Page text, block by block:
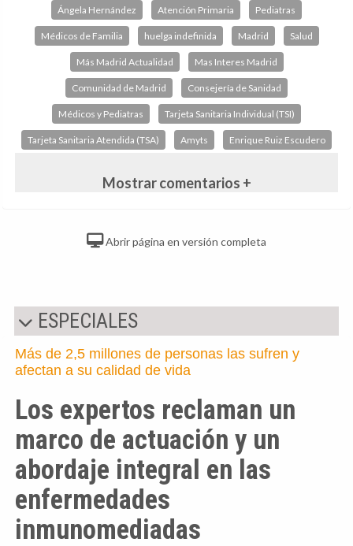
Ángela Hernández Atención Primaria Pediatras
Médicos de Familia huelga indefinida Madrid Salud
Más Madrid Actualidad Mas Interes Madrid
Comunidad de Madrid Consejería de Sanidad
Médicos y Pediatras Tarjeta Sanitaria Individual (TSI)
Tarjeta Sanitaria Atendida (TSA) Amyts Enrique Ruiz Escudero
Mostrar comentarios +
Abrir página en versión completa
ESPECIALES
Más de 2,5 millones de personas las sufren y
afectan a su calidad de vida
Los expertos reclaman un
marco de actuación y un
abordaje integral en las
enfermedades
inmunomediadas